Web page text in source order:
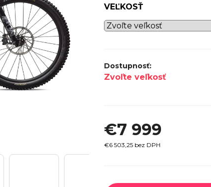
VEĽKOSŤ
Zvoľte veľkosť
€7 999
€6 503,25 bez DPH
TREK MARLIN 6 GEN 3 LAVA
2026
€979